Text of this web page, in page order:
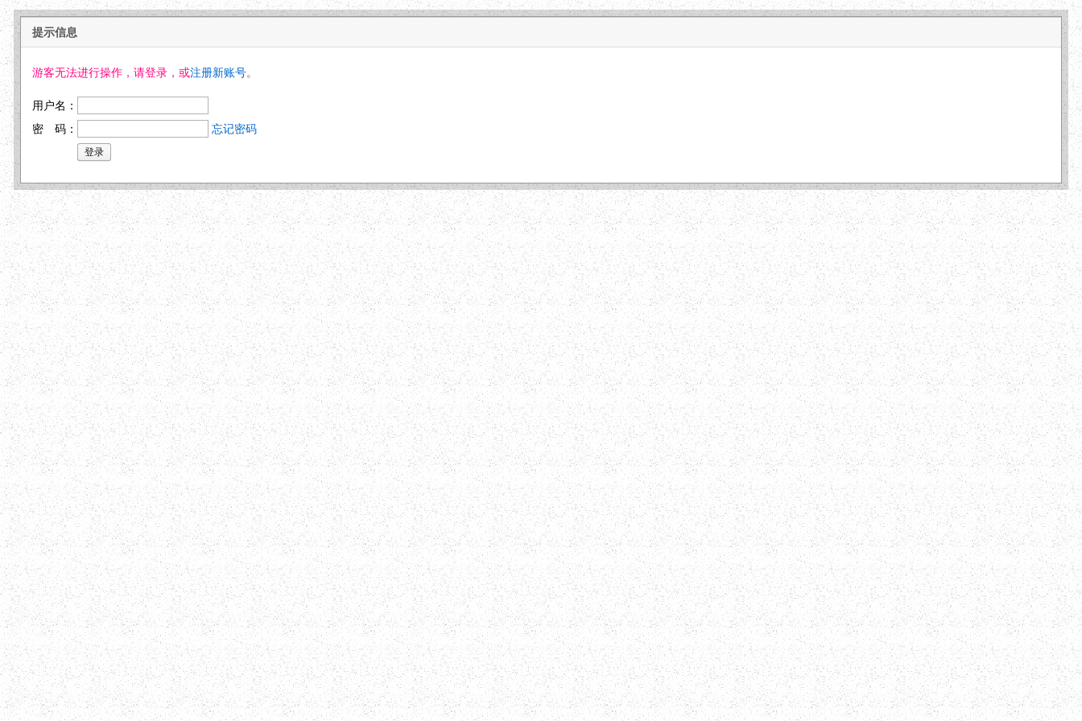
提示信息
游客无法进行操作，请登录，或注册新账号。
用户名：
密 码：
忘记密码